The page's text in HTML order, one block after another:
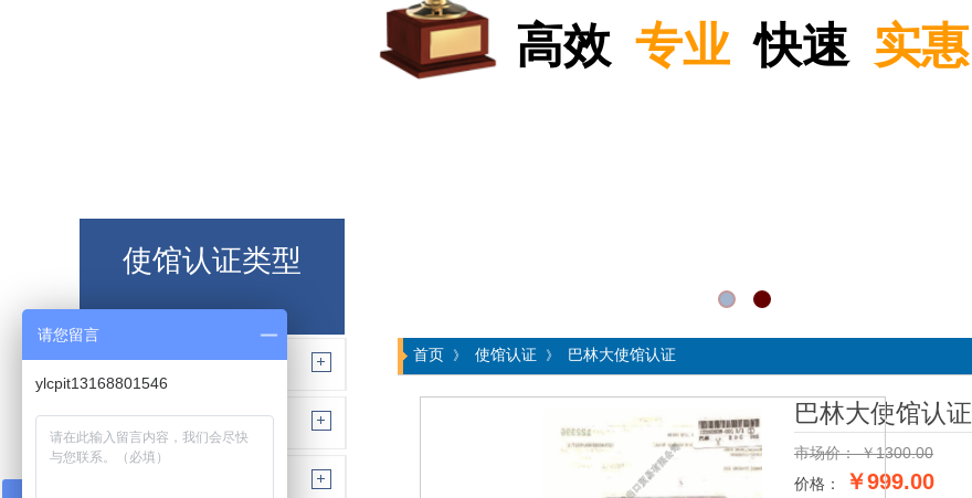
高效 专业快速 实惠
使馆认证类型
阿根廷大使馆认证
埃及大使馆认证
首页 》 使馆认证 》 巴林大使馆认证
巴林大使馆认证
市场价： ￥1300.00
价格：
￥999.00
请您留言
ylcpit13168801546